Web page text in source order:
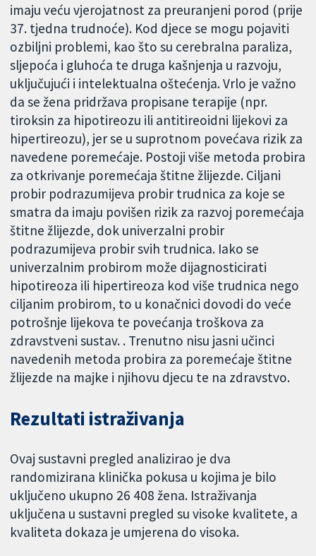
imaju veću vjerojatnost za preuranjeni porod (prije
37. tjedna trudnoće). Kod djece se mogu pojaviti
ozbiljni problemi, kao što su cerebralna paraliza,
sljepoća i gluhoća te druga kašnjenja u razvoju,
uključujući i intelektualna oštećenja. Vrlo je važno
da se žena pridržava propisane terapije (npr.
tiroksin za hipotireozu ili antitireoidni lijekovi za
hipertireozu), jer se u suprotnom povećava rizik za
navedene poremećaje. Postoji više metoda probira
za otkrivanje poremećaja štitne žlijezde. Ciljani
probir podrazumijeva probir trudnica za koje se
smatra da imaju povišen rizik za razvoj poremećaja
štitne žlijezde, dok univerzalni probir
podrazumijeva probir svih trudnica. Iako se
univerzalnim probirom može dijagnosticirati
hipotireoza ili hipertireoza kod više trudnica nego
ciljanim probirom, to u konačnici dovodi do veće
potrošnje lijekova te povećanja troškova za
zdravstveni sustav. . Trenutno nisu jasni učinci
navedenih metoda probira za poremećaje štitne
žlijezde na majke i njihovu djecu te na zdravstvo.
Rezultati istraživanja
Ovaj sustavni pregled analizirao je dva
randomizirana klinička pokusa u kojima je bilo
uključeno ukupno 26 408 žena. Istraživanja
uključena u sustavni pregled su visoke kvalitete, a
kvaliteta dokaza je umjerena do visoka.